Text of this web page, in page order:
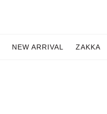
NEW ARRIVAL ZAKKA